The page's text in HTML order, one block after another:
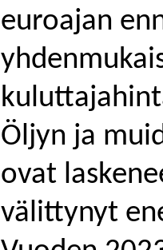
euroajan
Öljyn ja
ovat
välittynyt